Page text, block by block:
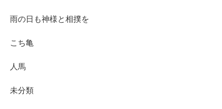
雨の日も神様と相撲を
こち亀
人馬
未分類